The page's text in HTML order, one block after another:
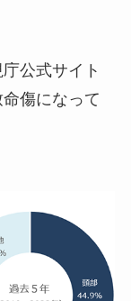
公式サイト
傷になって